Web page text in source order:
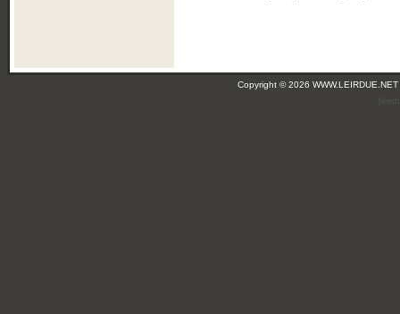
Copyright © 2026